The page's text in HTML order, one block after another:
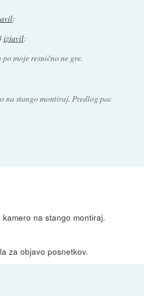
:
izjavil:
moje resnično ne gre.
na stango montiraj. Predlog pac
na stango montiraj.
za objavo posnetkov.